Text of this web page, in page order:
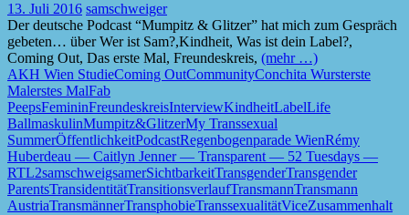
13. Juli 2016 samschweiger
Der deutsche Podcast “Mumpitz & Glitzer” hat mich zum Gespräch
gebeten… über Wer ist Sam?,Kindheit, Was ist dein Label?,
Coming Out, Das erste Mal, Freundeskreis, (mehr …)
AKH Wien StudieComing OutCommunityConchita Wursterste
Malerstes MalFab
PeepsFemininFreundeskreisInterviewKindheitLabelLife
BallmaskulinMumpitz&GlitzerMy Transsexual
SummerÖffentlichkeitPodcastRegenbogenparade WienRémy
Huberdeau — Caitlyn Jenner — Transparent — 52 Tuesdays —
RTL2samschweigsamerSichtbarkeitTransgenderTransgender
ParentsTransidentitätTransitionsverlaufTransmannTransmann
AustriaTransmännerTransphobieTranssexualitätViceZusammenhalt